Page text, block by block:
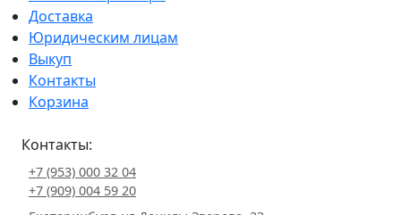
Доставка
Юридическим лицам
Выкуп
Контакты
Корзина
Контакты:
+7 (953) 000 32 04
+7 (909) 004 59 20